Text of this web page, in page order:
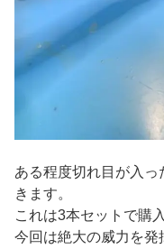
ある程度切れ目が入
きます。
これは3本セットで購
今回は絶大の威力を発